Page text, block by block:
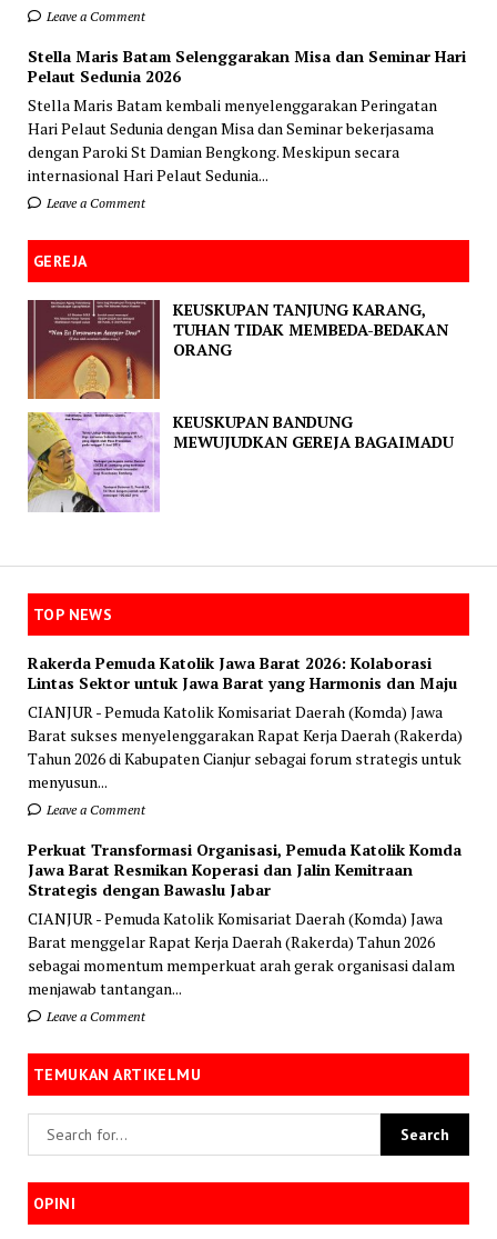
Leave a Comment
Stella Maris Batam Selenggarakan Misa dan Seminar Hari
Pelaut Sedunia 2026
Stella Maris Batam kembali menyelenggarakan Peringatan
Hari Pelaut Sedunia dengan Misa dan Seminar bekerjasama
dengan Paroki St Damian Bengkong. Meskipun secara
internasional Hari Pelaut Sedunia...
Leave a Comment
GEREJA
KEUSKUPAN TANJUNG KARANG,
TUHAN TIDAK MEMBEDA-BEDAKAN
ORANG
KEUSKUPAN BANDUNG
MEWUJUDKAN GEREJA BAGAIMADU
TOP NEWS
Rakerda Pemuda Katolik Jawa Barat 2026: Kolaborasi
Lintas Sektor untuk Jawa Barat yang Harmonis dan Maju
CIANJUR - Pemuda Katolik Komisariat Daerah (Komda) Jawa
Barat sukses menyelenggarakan Rapat Kerja Daerah (Rakerda)
Tahun 2026 di Kabupaten Cianjur sebagai forum strategis untuk
menyusun...
Leave a Comment
Perkuat Transformasi Organisasi, Pemuda Katolik Komda
Jawa Barat Resmikan Koperasi dan Jalin Kemitraan
Strategis dengan Bawaslu Jabar
CIANJUR - Pemuda Katolik Komisariat Daerah (Komda) Jawa
Barat menggelar Rapat Kerja Daerah (Rakerda) Tahun 2026
sebagai momentum memperkuat arah gerak organisasi dalam
menjawab tantangan...
Leave a Comment
TEMUKAN ARTIKELMU
OPINI